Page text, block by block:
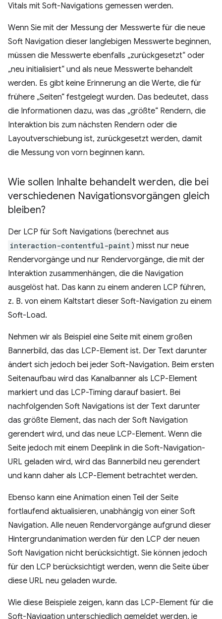
Vitals mit Soft-Navigations gemessen werden.
Wenn Sie mit der Messung der Messwerte für die neue
Soft Navigation dieser langlebigen Messwerte beginnen,
müssen die Messwerte ebenfalls „zurückgesetzt“ oder
„neu initialisiert“ und als neue Messwerte behandelt
werden. Es gibt keine Erinnerung an die Werte, die für
frühere „Seiten“ festgelegt wurden. Das bedeutet, dass
die Informationen dazu, was das „größte“ Rendern, die
Interaktion bis zum nächsten Rendern oder die
Layoutverschiebung ist, zurückgesetzt werden, damit
die Messung von vorn beginnen kann.
Wie sollen Inhalte behandelt werden, die bei
verschiedenen Navigationsvorgängen gleich
bleiben?
Der LCP für Soft Navigations (berechnet aus
interaction-contentful-paint ) misst nur neue
Rendervorgänge und nur Rendervorgänge, die mit der
Interaktion zusammenhängen, die die Navigation
ausgelöst hat. Das kann zu einem anderen LCP führen,
z. B. von einem Kaltstart dieser Soft-Navigation zu einem
Soft-Load.
Nehmen wir als Beispiel eine Seite mit einem großen
Bannerbild, das das LCP-Element ist. Der Text darunter
ändert sich jedoch bei jeder Soft-Navigation. Beim ersten
Seitenaufbau wird das Kanalbanner als LCP-Element
markiert und das LCP-Timing darauf basiert. Bei
nachfolgenden Soft Navigations ist der Text darunter
das größte Element, das nach der Soft Navigation
gerendert wird, und das neue LCP-Element. Wenn die
Seite jedoch mit einem Deeplink in die Soft-Navigation-
URL geladen wird, wird das Bannerbild neu gerendert
und kann daher als LCP-Element betrachtet werden.
Ebenso kann eine Animation einen Teil der Seite
fortlaufend aktualisieren, unabhängig von einer Soft
Navigation. Alle neuen Rendervorgänge aufgrund dieser
Hintergrundanimation werden für den LCP der neuen
Soft Navigation nicht berücksichtigt. Sie können jedoch
für den LCP berücksichtigt werden, wenn die Seite über
diese URL neu geladen wurde.
Wie diese Beispiele zeigen, kann das LCP-Element für die
Soft-Navigation unterschiedlich gemeldet werden, je